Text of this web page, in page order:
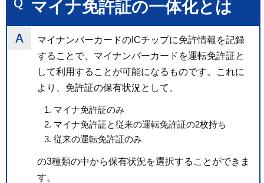
マイナ免許証の一体化とは
マイナンバーカードのICチップに免許情報を記録
することで、マイナンバーカードを運転免許証と
して利用することが可能になるものです。これに
より、免許証の保有状況として、
マイナ免許証のみ
マイナ免許証と従来の運転免許証の2枚持ち
従来の運転免許証のみ
の3種類の中から保有状況を選択することができま
す。